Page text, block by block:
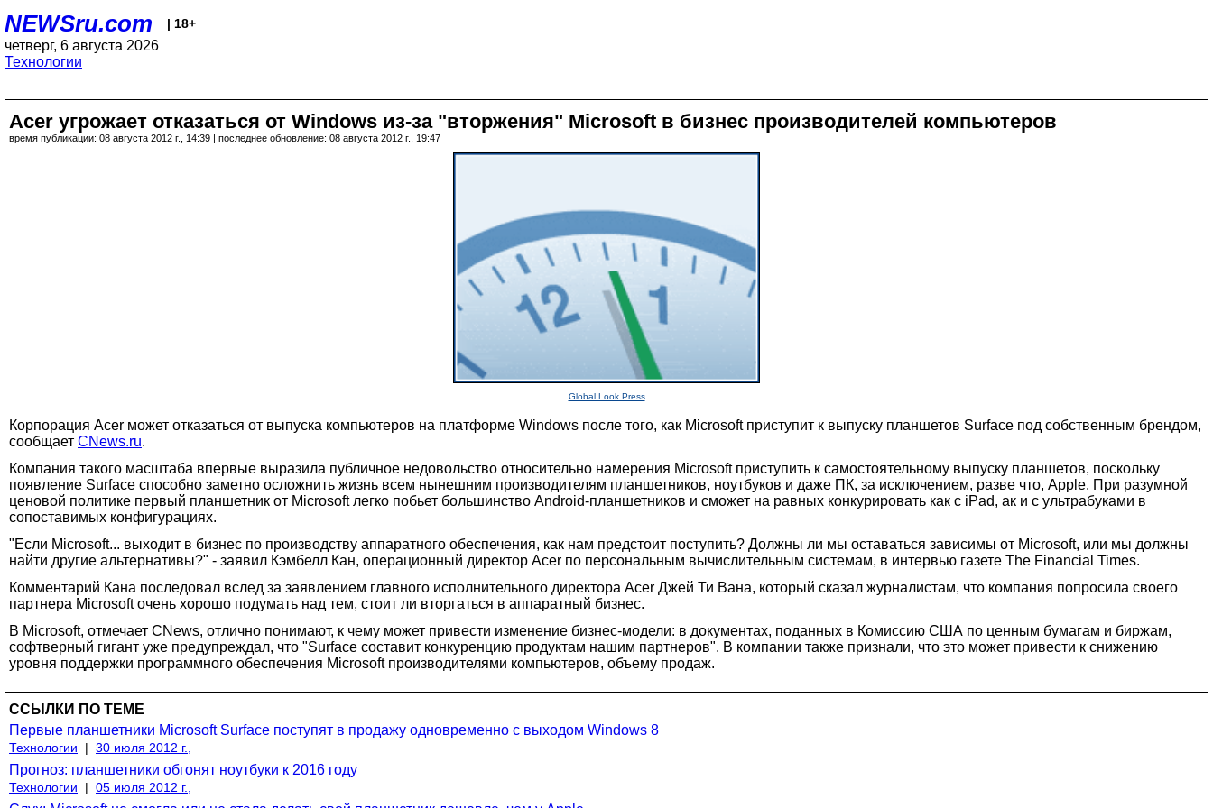
NEWSru.com | 18+
четверг, 6 августа 2026
Технологии
Acer угрожает отказаться от Windows из-за "вторжения" Microsoft в бизнес производителей компьютеров
время публикации: 08 августа 2012 г., 14:39 | последнее обновление: 08 августа 2012 г., 19:47
Global Look Press
Корпорация Acer может отказаться от выпуска компьютеров на платформе Windows после того, как Microsoft приступит к выпуску планшетов Surface под собственным брендом,
сообщает CNews.ru.
Компания такого масштаба впервые выразила публичное недовольство относительно намерения Microsoft приступить к самостоятельному выпуску планшетов, поскольку
появление Surface способно заметно осложнить жизнь всем нынешним производителям планшетников, ноутбуков и даже ПК, за исключением, разве что, Apple. При разумной
ценовой политике первый планшетник от Microsoft легко побьет большинство Android-планшетников и сможет на равных конкурировать как с iPad, ак и с ультрабуками в
сопоставимых конфигурациях.
"Если Microsoft... выходит в бизнес по производству аппаратного обеспечения, как нам предстоит поступить? Должны ли мы оставаться зависимы от Microsoft, или мы должны
найти другие альтернативы?" - заявил Кэмбелл Кан, операционный директор Acer по персональным вычислительным системам, в интервью газете The Financial Times.
Комментарий Кана последовал вслед за заявлением главного исполнительного директора Acer Джей Ти Вана, который сказал журналистам, что компания попросила своего
партнера Microsoft очень хорошо подумать над тем, стоит ли вторгаться в аппаратный бизнес.
В Microsoft, отмечает CNews, отлично понимают, к чему может привести изменение бизнес-модели: в документах, поданных в Комиссию США по ценным бумагам и биржам,
софтверный гигант уже предупреждал, что "Surface составит конкуренцию продуктам нашим партнеров". В компании также признали, что это может привести к снижению
уровня поддержки программного обеспечения Microsoft производителями компьютеров, объему продаж.
ССЫЛКИ ПО ТЕМЕ
Первые планшетники Microsoft Surface поступят в продажу одновременно с выходом Windows 8
Технологии | 30 июля 2012 г.,
Прогноз: планшетники обгонят ноутбуки к 2016 году
Технологии | 05 июля 2012 г.,